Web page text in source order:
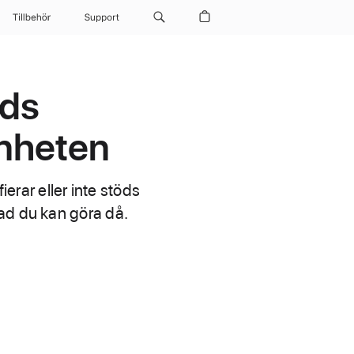
Tillbehör Support
eller inte stöds
du kan göra då.